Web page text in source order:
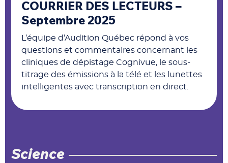
COURRIER DES LECTEURS –
Septembre 2025
L’équipe d’Audition Québec répond à vos
questions et commentaires concernant les
cliniques de dépistage Cognivue, le sous-
titrage des émissions à la télé et les lunettes
intelligentes avec transcription en direct.
Science